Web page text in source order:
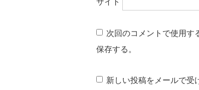
次回のコメントで使用す
保存する。
新しい投稿をメールで受